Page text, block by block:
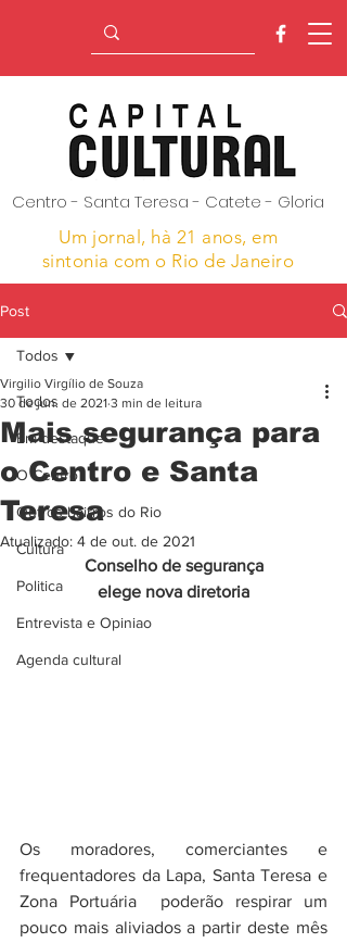
Centro - Santa Teresa - Catete - Gloria
Um jornal, hà 21 anos, em
sintonia com o Rio de Janeiro
Post
Todos
Em destaque
O Centro
Outros bairros do Rio
Cultura
Politica
Entrevista e Opiniao
Agenda cultural
Todos
Mais segurança para
o Centro e Santa
Teresa
Virgilio Virgílio de Souza
30 de jun. de 2021 3 min de leitura
Atualizado: 4 de out. de 2021
Conselho de segurança
elege nova diretoria
Os moradores, comerciantes e
frequentadores da Lapa, Santa Teresa e
Zona Portuária  poderão respirar um
pouco mais aliviados a partir deste mês